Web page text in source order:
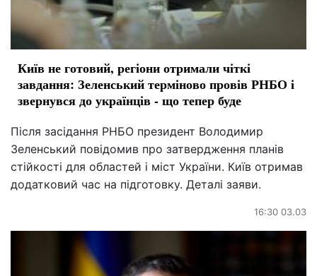
Київ не готовий, регіони отримали чіткі
завдання: Зеленський терміново провів РНБО і
звернувся до українців - що тепер буде
Після засідання РНБО президент Володимир
Зеленський повідомив про затвердження планів
стійкості для областей і міст України. Київ отримав
додатковий час на підготовку. Деталі заяви.
16:30 03.03